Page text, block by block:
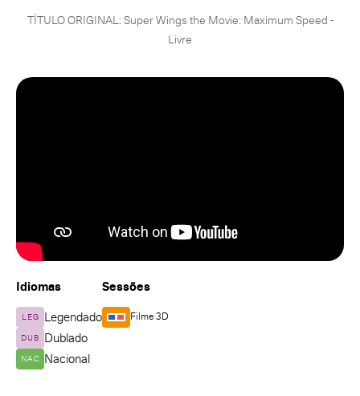
TÍTULO ORIGINAL: Super Wings the Movie: Maximum Speed -
Livre
Idiomas
LEG Legendado
DUB Dublado
NAC Nacional
Sessões
Filme 3D